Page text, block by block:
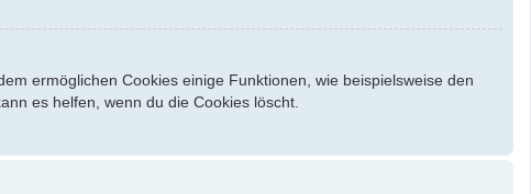
ermöglichen Cookies einige Funktionen, wie beispielsweise den
es helfen, wenn du die Cookies löscht.